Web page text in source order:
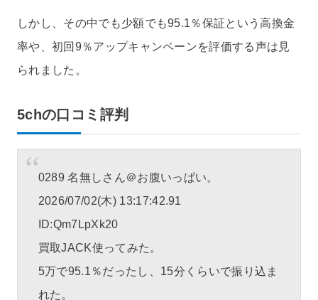
しかし、その中でも少額でも95.1％保証という高換金
率や、初回9％アップキャンペーンを評価する声は見
られました。
5chの口コミ評判
0289 名無しさん＠お腹いっぱい。
2026/07/02(木) 13:17:42.91
ID:Qm7LpXk20
買取JACK使ってみた。
5万で95.1％だったし、15分くらいで振り込ま
れた。